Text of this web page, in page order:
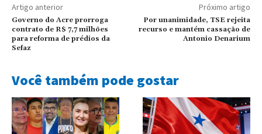
Artigo anterior
Governo do Acre prorroga
contrato de R$ 7,7 milhões
para reforma de prédios da
Sefaz
Próximo artigo
Por unanimidade, TSE rejeita
recurso e mantém cassação de
Antonio Denarium
Você também pode gostar